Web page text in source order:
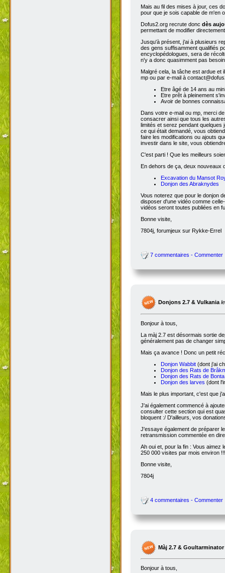
Mais au fil des mises à jour, ces
pour que je sois capable de m'en
Dofus2.org recrute donc dès
permettant de modifier
Jusqu'à présent, j'ai à plusieurs
des gens suffisamment qualifiés
encyclopédologues, sera de
n'y a donc quasimment pas
Malgré cela, la tâche est ardue
mp ou par e-mail à
Etre âgé de 14 ans au
Etre prêt à pleinement
Avoir de bonnes
Dans votre e-mail ou mp, merci
consacrer ainsi que tous les
limités et serez pendant
ce qui était demandé, vous
faire les modifications ou ajouts
investir dans le site, vous
C'est parti ! Que les meilleurs
En dehors de ça, deux nouveaux
Excavation du Mansot
Donjon des Abraknydes
Vous noterez que pour le donjon
disposer d'une vidéo comme
vidéos seront toutes publiées en
Bonne visite,
7804j, forumjeux sur Rykke-Errel
7 commentaires - Commenter
Donjons 2.7 & Vulkania
Bonjour à tous,
La màj 2.7 est désormais sortie
généralement pas de changer
Mais ça avance ! Donc un petit
Donjon Wabbit (dont j'ai
Donjon des Rats de
Donjon des Rats de Bonta
Donjon des larves (dont
Mais le plus important, c'est que
J'ai également commencé à
consulter cette section qui est
bloquent :/ D'ailleurs, vos
J'essaye également de préparer
retransmission commentée en
Ah oui et, pour la fin : Vous
250 000 visites par mois environ !!!
Bonne visite,
7804j
4 commentaires - Commenter
Màj 2.7 & Goultarminator
Bonjour à tous,